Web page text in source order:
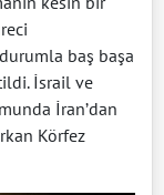
baş başa
İsrail ve
İran’dan
Körfez